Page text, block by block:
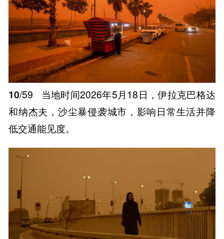
10/59
当地时间2026年5月18日，伊拉克巴格达
和纳杰夫，沙尘暴侵袭城市，影响日常生活并降
低交通能见度。